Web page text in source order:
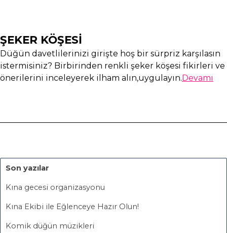
ŞEKER KÖŞESİ
Düğün davetlilerinizi girişte hoş bir sürpriz karşılasın
istermisiniz? Birbirinden renkli şeker köşesi fikirleri ve
önerilerini inceleyerek ilham alın,uygulayın.Devamı
Son yazılar
Kına gecesi organizasyonu
Kına Ekibi ile Eğlenceye Hazır Olun!
Komik düğün müzikleri